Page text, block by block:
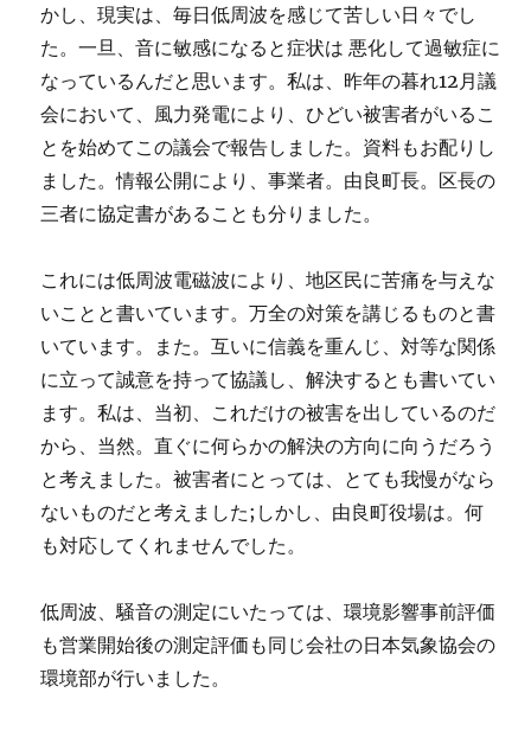
かし、現実は、毎日低周波を感じて苦しい日々でし
た。一旦、音に敏感になると症状は 悪化して過敏症に
なっているんだと思います。私は、昨年の暮れ12月議
会において、風力発電により、ひどい被害者がいるこ
とを始めてこの議会で報告しました。資料もお配りし
ました。情報公開により、事業者。由良町長。区長の
三者に協定書があることも分りました。
これには低周波電磁波により、地区民に苦痛を与えな
いことと書いています。万全の対策を講じるものと書
いています。また。互いに信義を重んじ、対等な関係
に立って誠意を持って協議し、解決するとも書いてい
ます。私は、当初、これだけの被害を出しているのだ
から、当然。直ぐに何らかの解決の方向に向うだろう
と考えました。被害者にとっては、とても我慢がなら
ないものだと考えました;しかし、由良町役場は。何
も対応してくれませんでした。
低周波、騒音の測定にいたっては、環境影響事前評価
も営業開始後の測定評価も同じ会社の日本気象協会の
環境部が行いました。